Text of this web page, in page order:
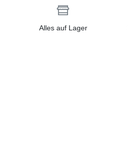
Alles auf Lager